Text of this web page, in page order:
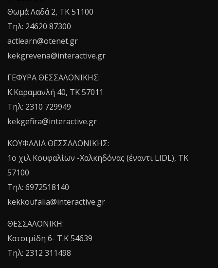
Θωμά Λαδά 2, ΤΚ 51100
Τηλ: 24620 87300
actlearn@otenet.gr
kekgrevena@interactive.gr
ΓΕΦΥΡΑ ΘΕΣΣΑΛΟΝΙΚΗΣ:
Κ.Καραμανλή 40, ΤΚ 57011
Τηλ: 2310 729949
kekgefira@interactive.gr
ΚΟΥΦΑΛΙΑ ΘΕΣΣΑΛΟΝΙΚΗΣ:
1o χιλ Κουφαλίων -Χαλκηδόνας (έναντι LIDL), TK
57100
Τηλ: 6972518140
kekkoufalia@interactive.gr
ΘΕΣΣΑΛΟΝΙΚΗ:
Κατσιμίδη 6- T.K 54639
Τηλ: 2312 311498